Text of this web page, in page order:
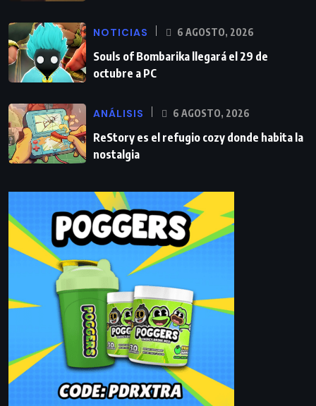
NOTICIAS 6 AGOSTO, 2026
Souls of Bombarika llegará el 29 de
octubre a PC
ANÁLISIS 6 AGOSTO, 2026
ReStory es el refugio cozy donde habita la
nostalgia